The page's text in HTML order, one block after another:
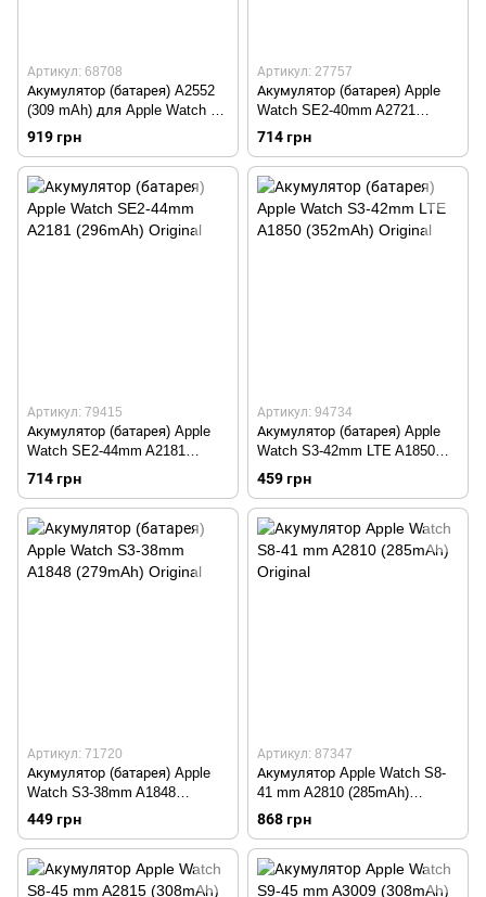
Артикул: 68708
Акумулятор (батарея) A2552
(309 mAh) для Apple Watch 7
45 mm Original
919 грн
Артикул: 27757
Акумулятор (батарея) Apple
Watch SE2-40mm A2721
(209mAh) Original
714 грн
Артикул: 79415
Акумулятор (батарея) Apple
Watch SE2-44mm A2181
(296mAh) Original
714 грн
Артикул: 94734
Акумулятор (батарея) Apple
Watch S3-42mm LTE A1850
(352mAh) Original
459 грн
Артикул: 71720
Акумулятор (батарея) Apple
Watch S3-38mm A1848
(279mAh) Original
449 грн
Артикул: 87347
Акумулятор Apple Watch S8-
41 mm A2810 (285mAh)
Original
868 грн